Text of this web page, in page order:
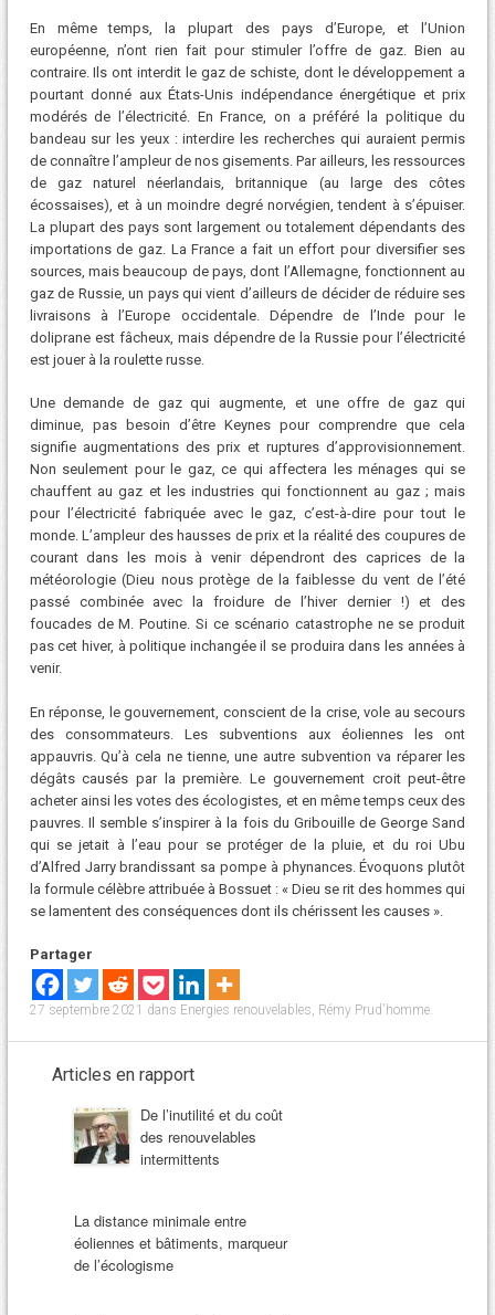
En même temps, la plupart des pays d’Europe, et l’Union
européenne, n’ont rien fait pour stimuler l’offre de gaz. Bien au
contraire. Ils ont interdit le gaz de schiste, dont le développement a
pourtant donné aux États-Unis indépendance énergétique et prix
modérés de l’électricité. En France, on a préféré la politique du
bandeau sur les yeux : interdire les recherches qui auraient permis
de connaître l’ampleur de nos gisements. Par ailleurs, les ressources
de gaz naturel néerlandais, britannique (au large des côtes
écossaises), et à un moindre degré norvégien, tendent à s’épuiser.
La plupart des pays sont largement ou totalement dépendants des
importations de gaz. La France a fait un effort pour diversifier ses
sources, mais beaucoup de pays, dont l’Allemagne, fonctionnent au
gaz de Russie, un pays qui vient d’ailleurs de décider de réduire ses
livraisons à l’Europe occidentale. Dépendre de l’Inde pour le
doliprane est fâcheux, mais dépendre de la Russie pour l’électricité
est jouer à la roulette russe.
Une demande de gaz qui augmente, et une offre de gaz qui
diminue, pas besoin d’être Keynes pour comprendre que cela
signifie augmentations des prix et ruptures d’approvisionnement.
Non seulement pour le gaz, ce qui affectera les ménages qui se
chauffent au gaz et les industries qui fonctionnent au gaz ; mais
pour l’électricité fabriquée avec le gaz, c’est-à-dire pour tout le
monde. L’ampleur des hausses de prix et la réalité des coupures de
courant dans les mois à venir dépendront des caprices de la
météorologie (Dieu nous protège de la faiblesse du vent de l’été
passé combinée avec la froidure de l’hiver dernier !) et des
foucades de M. Poutine. Si ce scénario catastrophe ne se produit
pas cet hiver, à politique inchangée il se produira dans les années à
venir.
En réponse, le gouvernement, conscient de la crise, vole au secours
des consommateurs. Les subventions aux éoliennes les ont
appauvris. Qu’à cela ne tienne, une autre subvention va réparer les
dégâts causés par la première. Le gouvernement croit peut-être
acheter ainsi les votes des écologistes, et en même temps ceux des
pauvres. Il semble s’inspirer à la fois du Gribouille de George Sand
qui se jetait à l’eau pour se protéger de la pluie, et du roi Ubu
d’Alfred Jarry brandissant sa pompe à phynances. Évoquons plutôt
la formule célèbre attribuée à Bossuet : « Dieu se rit des hommes qui
se lamentent des conséquences dont ils chérissent les causes ».
Partager
27 septembre 2021 dans Energies renouvelables, Rémy Prud'homme.
Articles en rapport
De l’inutilité et du coût
des renouvelables
intermittents
La distance minimale entre
éoliennes et bâtiments, marqueur
de l’écologisme